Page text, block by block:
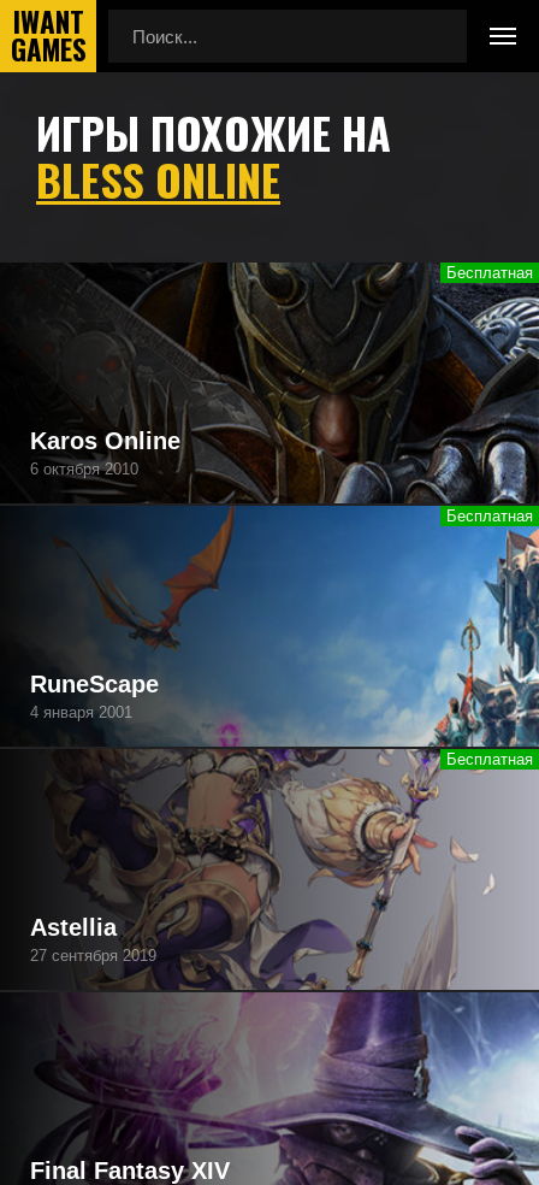
Главная
Игры похожие на Bless Online
ИГРЫ ПОХОЖИЕ НА
BLESS ONLINE
Подборка игр, похожих на Bless Online по геймплею,
Karos Online
6 октября 2010
RuneScape
4 января 2001
Astellia
27 сентября 2019
Final Fantasy XIV